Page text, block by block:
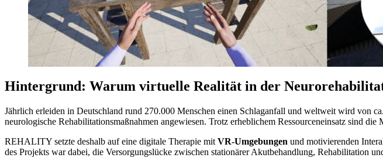
Hintergrund: Warum virtuelle Realität in der
Jährlich erleiden in Deutschland rund 270.000 Menschen einen Schlaganfall und weltweit wird von
neurologische Rehabilitationsmaßnahmen angewiesen. Trotz erheblichem Ressourceneinsatz sind
REHALITY setzte deshalb auf eine digitale Therapie mit VR-Umgebungen und motivierenden
des Projekts war dabei, die Versorgungslücke zwischen stationärer Akutbehandlung, Rehabilitation